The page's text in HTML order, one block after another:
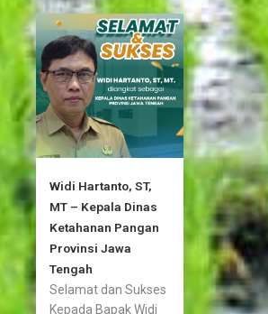
Widi Hartanto, ST,
MT – Kepala Dinas
Ketahanan Pangan
Provinsi Jawa
Tengah
Selamat dan Sukses
Kepada Bapak Widi